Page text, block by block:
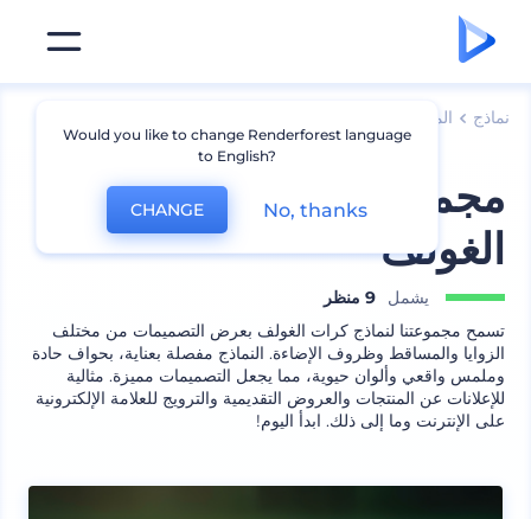
نماذج المنتجات
مجموعة نماذج كرات
الغولف
يشمل
9 منظر
تسمح مجموعتنا لنماذج كرات الغولف بعرض التصميمات من مختلف
الزوايا والمساقط وظروف الإضاءة. النماذج مفصلة بعناية، بحواف حادة
وملمس واقعي وألوان حيوية، مما يجعل التصميمات مميزة. مثالية
للإعلانات عن المنتجات والعروض التقديمية والترويج للعلامة الإلكترونية
على الإنترنت وما إلى ذلك. ابدأ اليوم!
Would you like to change Renderforest language
to English?
CHANGE No, thanks